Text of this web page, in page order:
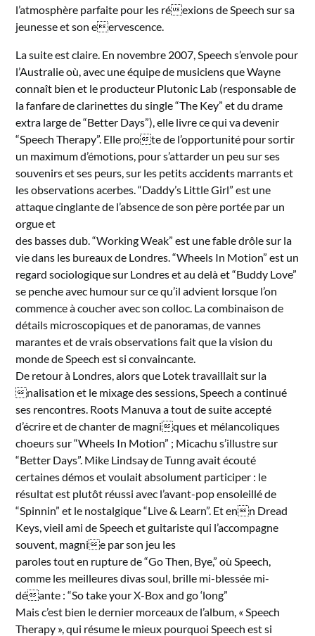
l’atmosphère parfaite pour les réexions de Speech sur sa
jeunesse et son eervescence.
La suite est claire. En novembre 2007, Speech s’envole pour
l’Australie où, avec une équipe de musiciens que Wayne
connaît bien et le producteur Plutonic Lab (responsable de
la fanfare de clarinettes du single “The Key” et du drame
extra large de “Better Days”), elle livre ce qui va devenir
“Speech Therapy”. Elle prote de l’opportunité pour sortir
un maximum d’émotions, pour s’attarder un peu sur ses
souvenirs et ses peurs, sur les petits accidents marrants et
les observations acerbes. “Daddy’s Little Girl” est une
attaque cinglante de l’absence de son père portée par un
orgue et
des basses dub. “Working Weak” est une fable drôle sur la
vie dans les bureaux de Londres. “Wheels In Motion” est un
regard sociologique sur Londres et au delà et “Buddy Love”
se penche avec humour sur ce qu’il advient lorsque l’on
commence à coucher avec son colloc. La combinaison de
détails microscopiques et de panoramas, de vannes
marantes et de vrais observations fait que la vision du
monde de Speech est si convaincante.
De retour à Londres, alors que Lotek travaillait sur la
nalisation et le mixage des sessions, Speech a continué
ses rencontres. Roots Manuva a tout de suite accepté
d’écrire et de chanter de magniques et mélancoliques
choeurs sur “Wheels In Motion” ; Micachu s’illustre sur
“Better Days”. Mike Lindsay de Tunng avait écouté
certaines démos et voulait absolument participer : le
résultat est plutôt réussi avec l’avant-pop ensoleillé de
“Spinnin” et le nostalgique “Live & Learn”. Et enn Dread
Keys, vieil ami de Speech et guitariste qui l’accompagne
souvent, magnie par son jeu les
paroles tout en rupture de “Go Then, Bye,” où Speech,
comme les meilleures divas soul, brille mi-blessée mi-
déante : “So take your X-Box and go ‘long”
Mais c’est bien le dernier morceaux de l’album, « Speech
Therapy », qui résume le mieux pourquoi Speech est si